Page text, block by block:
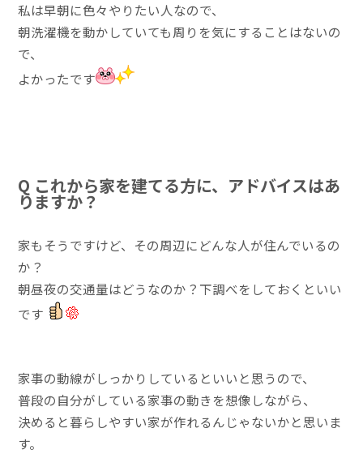
私は早朝に色々やりたい人なので、
朝洗濯機を動かしていても周りを気にすることはないの
で、
よかったです
Q これから家を建てる方に、アドバイスはあ
りますか？
家もそうですけど、その周辺にどんな人が住んでいるの
か？
朝昼夜の交通量はどうなのか？下調べをしておくといい
です
家事の動線がしっかりしているといいと思うので、
普段の自分がしている家事の動きを想像しながら、
決めると暮らしやすい家が作れるんじゃないかと思いま
す。